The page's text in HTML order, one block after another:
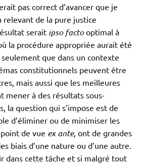
pas correct d’avancer que je
relevant de la pure justice
serait ipso factooptimal à
la procédure appropriée aurait été
que dans un contexte
constitutionnels peuvent être
mais aussi que les meilleures
mener à des résultats sous-
la question qui s’impose est de
d’éliminer ou de minimiser les
de vue ex ante, ont de grandes
biais d’une nature ou d’une autre.
dans cette tâche et si malgré tout